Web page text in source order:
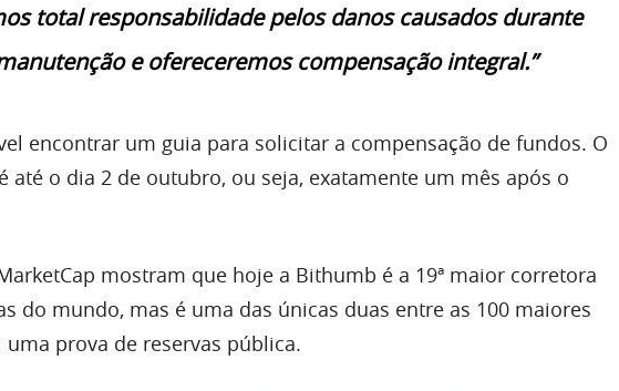
total responsabilidade pelos danos causados durante
e ofereceremos compensação integral.”
encontrar um guia para solicitar a compensação de fundos. O
até o dia 2 de outubro, ou seja, exatamente um mês após o
mostram que hoje a Bithumb é a 19ª maior corretora
do mundo, mas é uma das únicas duas entre as 100 maiores
prova de reservas pública.